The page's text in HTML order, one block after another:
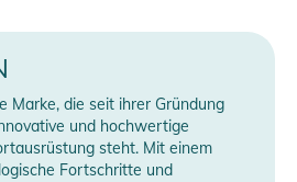
einem aktiven Belüftungssystem
Komfort.
Die Passform lässt sich mit dem
leicht an verschiedene
Herstellerangaben
anzeigen
Marke, die seit ihrer Gründung
und hochwertige
steht. Mit einem
Fortschritte und